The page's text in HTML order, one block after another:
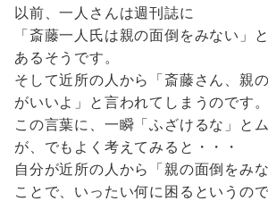
以前、一人さんは週刊誌に
「斎藤一人氏は親の面倒をみない」
あるそうです。
そして近所の人から「斎藤さん、親
がいいよ」と言われてしまうのです。
この言葉に、一瞬「ふざけるな」と
が、でもよく考えてみると・・・
自分が近所の人から「親の面倒をみ
ことで、いったい何に困るというの